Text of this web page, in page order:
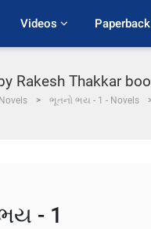
Videos Paperback
Rakesh Thakkar
ભૂતનો ભય - 1 - Novels
- 1